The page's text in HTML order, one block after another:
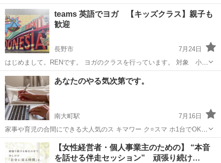
teams 英語でヨガ 【キッズクラス】親子も
歓迎
長野市
7月24日
はじめまして。RENです。 ヨガのクラスを行っています。 対象 小学
生 以下 私の特徴は英語でヨガを教えていきます。 英語 講師 中
学、高校 取得 ヨガクラス RYT200 取得 英語でキッズを対象にレッ
スンいたします...
長野 長野市 その他 親子
あなたのやる気次第です。
南大町駅
7月16日
家事や育児の合間にできる大人気のス キマワー ク⭐️スマ ホ1台でOK⭐️
⭐︎無 料 説明会 開催中⭐︎ 【作業内容】 求人記事作成、お問い合わせや
り取り、学びながら稼 いでいただきます。 【活...
長野 大町市 南大町駅 その他 家事
【女性経営者・個人事業主のための】 “本音
を話せる伴走セッション” 頑張り続け…